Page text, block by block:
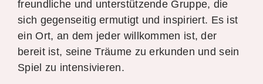
freundliche und unterstützende Gruppe, die
sich gegenseitig ermutigt und inspiriert. Es ist
ein Ort, an dem jeder willkommen ist, der
bereit ist, seine Träume zu erkunden und sein
Spiel zu intensivieren.